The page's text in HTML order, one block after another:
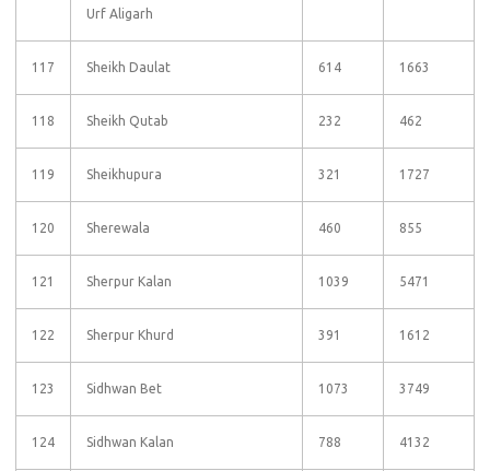
Urf Aligarh
117 Sheikh Daulat 614 1663
118 Sheikh Qutab 232 462
119 Sheikhupura 321 1727
120 Sherewala 460 855
121 Sherpur Kalan 1039 5471
122 Sherpur Khurd 391 1612
123 Sidhwan Bet 1073 3749
124 Sidhwan Kalan 788 4132